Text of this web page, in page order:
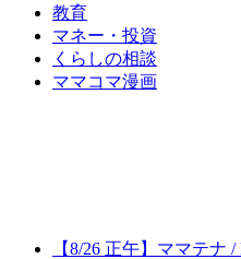
教育
マネー・投資
くらしの相談
ママコマ漫画
【8/26 正午】ママテナ